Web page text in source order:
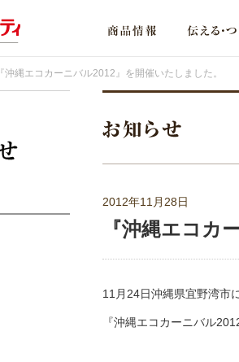
『沖縄エコカーニバル2012』を開催いたしました。
2012年11月28日
『沖縄エコカ
11月24日沖縄県宜野湾市
『沖縄エコカーニバル